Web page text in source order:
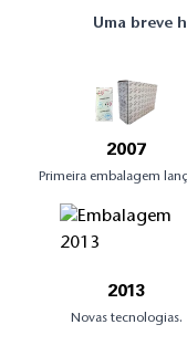
Uma breve
2007
Primeira embalagem
2013
Novas tecnologias.